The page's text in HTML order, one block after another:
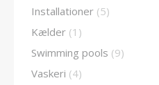
Installationer (5)
Kælder (1)
Swimming pools (9)
Vaskeri (4)